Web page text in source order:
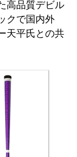
高品質デビル
クで国内外
天平氏との共